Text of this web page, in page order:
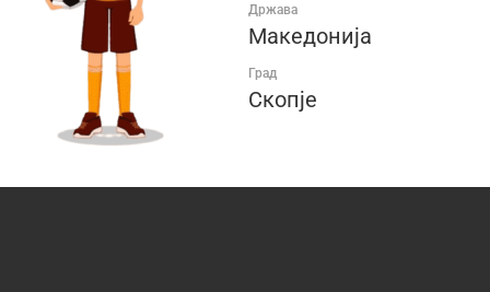
Држава
Македонија
Град
Скопје